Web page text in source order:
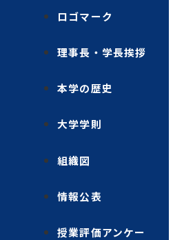
ロゴマーク
理事長・学長挨拶
本学の歴史
大学学則
組織図
情報公表
授業評価アンケー